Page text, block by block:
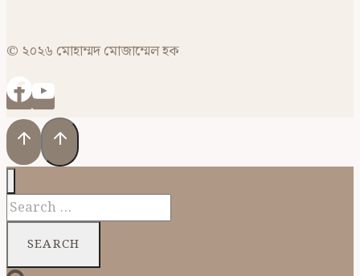
© ২০২৬ মোহাম্মদ মোজাম্মেল হক
Search
for: